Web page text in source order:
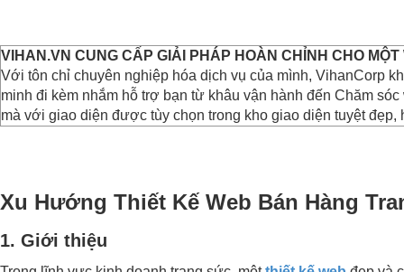
VIHAN.VN CUNG CẤP GIẢI PHÁP HOÀN CHỈNH CHO
Với tôn chỉ chuyên nghiệp hóa dịch vụ của mình, VihanCorp
minh đi kèm nhắm hỗ trợ bạn từ khâu vận hành đến Chăm
mà với giao diện được tùy chọn trong kho giao diện tuyệt
Xu Hướng Thiết Kế Web Bán Hàng
1. Giới thiệu